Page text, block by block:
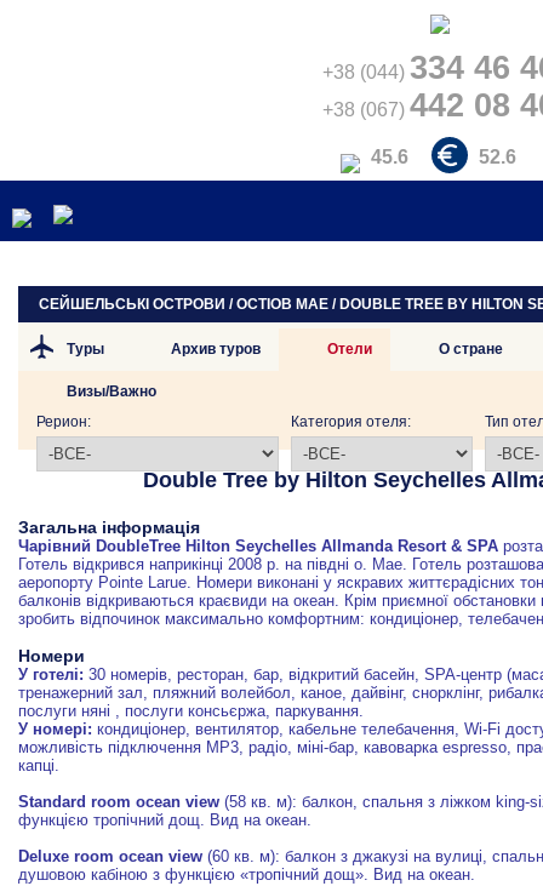
+38 (044) 334 46
+38 (067) 442 08
45.6 52.6
СЕЙШЕЛЬСЬКІ ОСТРОВИ / ОСТІОВ МАЕ / DOUBLE TREE BY HILTON
Туры Архив туров Отели О стране
Визы/Важно
Рерион:
Категория отеля: Тип
Double Tree by Hilton Seychelles
Загальна інформація
Чарівний DoubleTree Hilton Seychelles Allmanda Resort & SPA
Готель відкрився наприкінці 2008 р. на півдні о. Мае. Готель
аеропорту Pointe Larue. Номери виконані у яскравих життєрадісних
балконів відкриваються краєвиди на океан. Крім приємної
зробить відпочинок максимально комфортним: кондиціонер,
Номери
У готелі: 30 номерів, ресторан, бар, відкритий басейн, SPA-центр
тренажерний зал, пляжний волейбол, каное, дайвінг, снорклінг,
послуги няні , послуги консьєржа, паркування.
У номері: кондиціонер, вентилятор, кабельне телебачення, Wi-Fi
можливість підключення MP3, радіо, міні-бар, кавоварка espresso,
капці.
Standard room ocean view (58 кв. м): балкон, спальня з ліжком king-
функцією тропічний дощ. Вид на океан.
Deluxe room ocean view (60 кв. м): балкон з джакузі на вулиці,
душовою кабіною з функцією «тропічний дощ». Вид на океан.